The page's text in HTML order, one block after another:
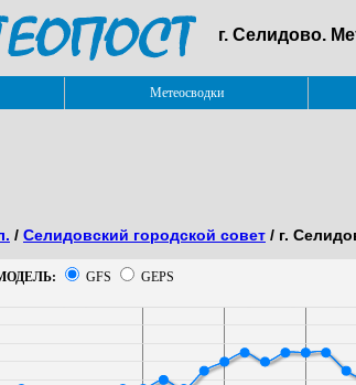
г. Селидово.
Метеосводки
/ Селидовский городской совет / г.
GFS GEPS